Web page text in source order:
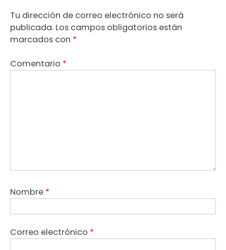
Tu dirección de correo electrónico no será
publicada. Los campos obligatorios están
marcados con *
Comentario *
Nombre *
Correo electrónico *